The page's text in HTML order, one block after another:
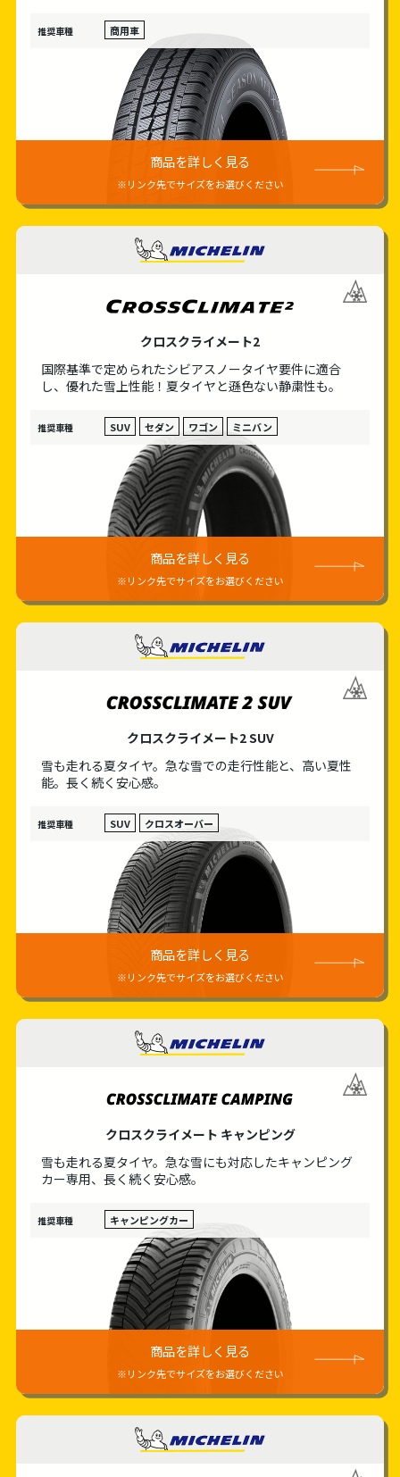
推奨車種 商用車
商品を詳しく見る
※リンク先でサイズをお選びください
MICHELIN
クロスクライメート2
国際基準で定められたシビアスノータイヤ要件に適合
し、優れた雪上性能！夏タイヤと遜色ない静粛性も。
推奨車種 SUV セダン ワゴン ミニバン
商品を詳しく見る
※リンク先でサイズをお選びください
MICHELIN
クロスクライメート2 SUV
雪も走れる夏タイヤ。急な雪での走行性能と、 高い夏性
能。長く続く安心感。
推奨車種 SUV クロスオーバー
商品を詳しく見る
※リンク先でサイズをお選びください
MICHELIN
クロスクライメート キャンピング
雪も走れる夏タイヤ。急な雪にも対応したキャンピング
カー専用、長く続く安心感。
推奨車種 キャンピングカー
商品を詳しく見る
※リンク先でサイズをお選びください
MICHELIN